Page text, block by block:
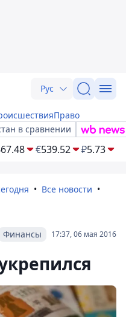
Рус
Право
в сравнении
€539.52 ₽5.73
Все новости
17:37, 06 мая 2016
Финансы